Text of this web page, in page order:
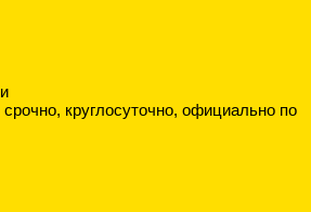
круглосуточно, официально по